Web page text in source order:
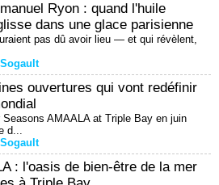
Ryon : quand l'huile
dans une glace parisienne
pas dû avoir lieu — et qui révèlent,
ouvertures qui vont redéfinir
AMAALA at Triple Bay en juin
d...
: l'oasis de bien-être de la mer